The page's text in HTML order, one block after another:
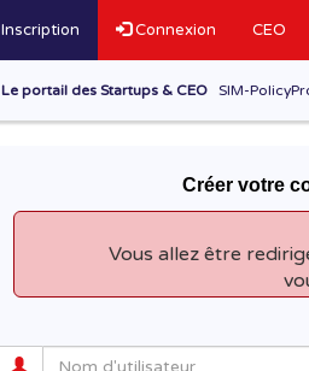
Inscription Connexion CEO
SIM-
Le portail des Startups & CEO
Créer votre
Vous allez être